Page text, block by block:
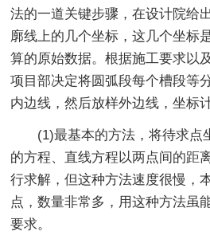
法的一道关键步骤，在设计院给
廓线上的几个坐标，这几个坐标
算的原始数据。根据施工要求以
项目部决定将圆弧段每个槽段等
内边线，然后放样外边线，坐标
(1)最基本的方法，将待求点
的方程、直线方程以两点间的距
行求解，但这种方法速度很慢，
点，数量非常多，用这种方法虽
要求。